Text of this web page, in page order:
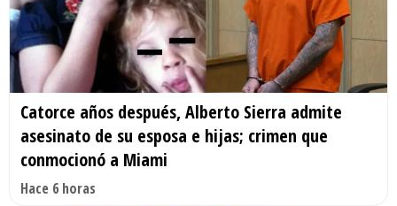
Catorce años después, Alberto Sierra admite
asesinato de su esposa e hijas; crimen que
conmocionó a Miami
Hace 6 horas